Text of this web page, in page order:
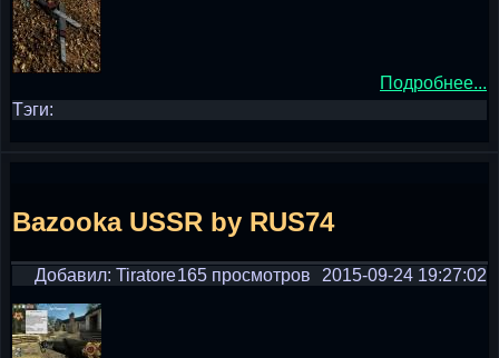
Подробнее...
Тэги:
Bazooka USSR by RUS74
Добавил: Tiratore 2015-09-24 19:27:02
165 просмотров